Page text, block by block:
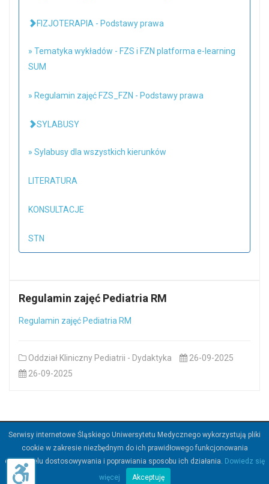
FIZJOTERAPIA - Podstawy prawa
» Tematyka wykładów - FZS i FZN platforma e-learning
SUM
» Regulamin zajęć FZS_FZN - Podstawy prawa
SYLABUSY
» Sylabusy dla wszystkich kierunków
LITERATURA
KONSULTACJE
STN
Regulamin zajęć Pediatria RM
Regulamin zajęć Pediatria RM
Oddział Kliniczny Pediatrii - Dydaktyka
26-09-2025
26-09-2025
2026Śląski Uniwersytet Medyczny w Katowicach.
Serwisy internetowe Śląskiego Uniwersytetu Medycznego wykorzystują pliki
cookie w zakresie niezbędnym do ich prawidłowego funkcjonowania
oraz w celu dostosowywania i poprawiania sposobu ich działania. Dowiedz się
więcej
Akceptuję